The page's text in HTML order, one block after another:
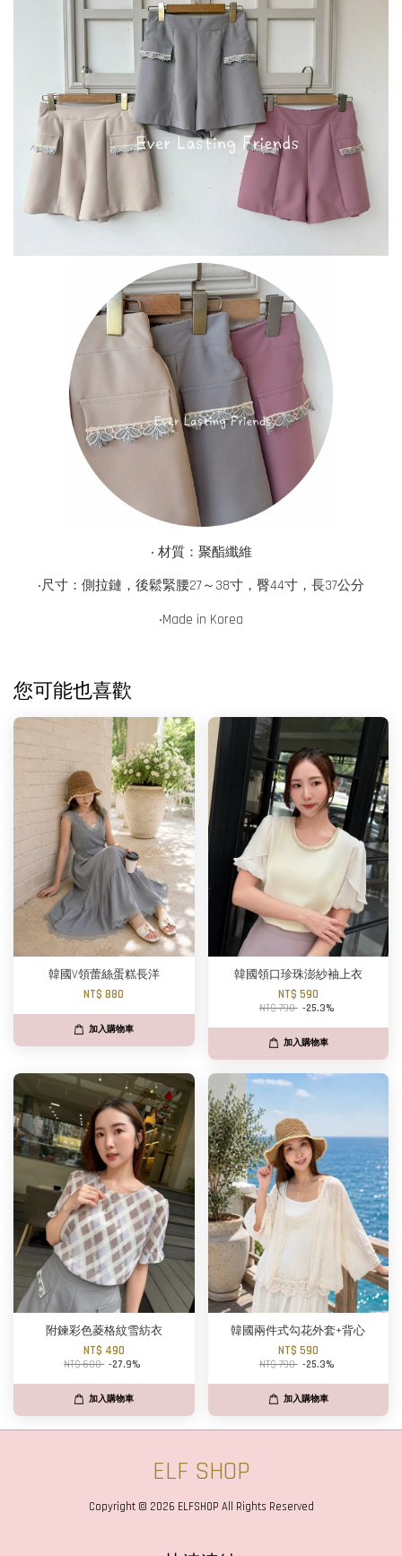
‧ 材質：聚酯纖維
‧尺寸：側拉鏈，後鬆緊腰27～38寸，臀44寸，長37公分
‧Made in Korea
您可能也喜歡
韓國V領蕾絲蛋糕長洋
NT$ 880
加入購物車
韓國領口珍珠澎紗袖上衣
NT$ 590
NT$ 790 -25.3%
加入購物車
附鍊彩色菱格紋雪紡衣
NT$ 490
NT$ 680 -27.9%
加入購物車
韓國兩件式勾花外套+背心
NT$ 590
NT$ 790 -25.3%
加入購物車
ELF SHOP
Copyright © 2026 ELFSHOP All Rights Reserved